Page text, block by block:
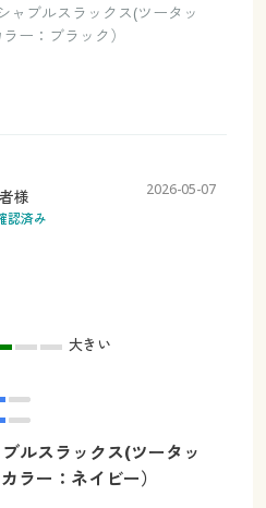
ャブルスラックス(ツータッ
ー：ブラック）
様
認済み
2026-05-07
大きい
ルスラックス(ツータッ
ラー：ネイビー）